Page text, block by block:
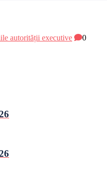
autorității executive 0